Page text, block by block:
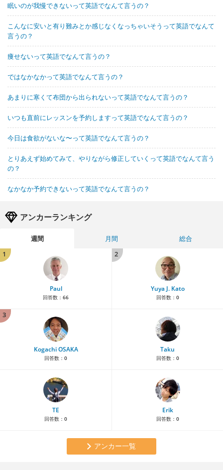
眠いのが我慢できないって英語でなんて言うの？
こんなに安いと有り難みとか感じなくなっちゃいそうって英語でなんて
言うの？
痩せないって英語でなんて言うの？
ではなかなかって英語でなんて言うの？
あまりに寒くて布団から出られないって英語でなんて言うの？
いつも直前にレッスンを予約しますって英語でなんて言うの？
今日は食欲がないな〜って英語でなんて言うの？
とりあえず始めてみて、やりながら修正していくって英語でなんて言う
の？
なかなか予約できないって英語でなんて言うの？
アンカーランキング
週間 月間
総合
1
Paul
回答数： 66
2
Yuya J. Kato
回答数： 0
3
Kogachi OSAKA
回答数： 0
Taku
回答数： 0
TE
回答数： 0
Erik
回答数： 0
アンカー一覧